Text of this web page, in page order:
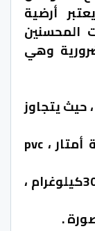
أرضية
المحسنين
وهي
– 80 متر مربع من Etancheité 4mm ، حيث يتجاوز
– 14 أنبوب ، طول كل أنبوب ثلاثة أمتار ، pvc
– 6 سطول صباغة الماء من حجم 30كيلوغرام ،